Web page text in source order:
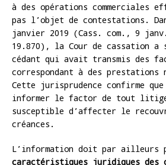
à des opérations commerciales
pas l’objet de contestations.
janvier 2019 (Cass. com., 9
19.870), la Cour de cassation a
cédant qui avait transmis des
correspondant à des prestations
Cette jurisprudence confirme
informer le factor de tout litige
susceptible d’affecter le
créances.
L’information doit par ailleurs
caractéristiques juridiques des